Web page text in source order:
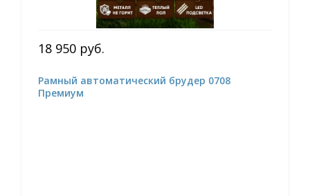
18 950 руб.
Рамный автоматический брудер 0708
Премиум